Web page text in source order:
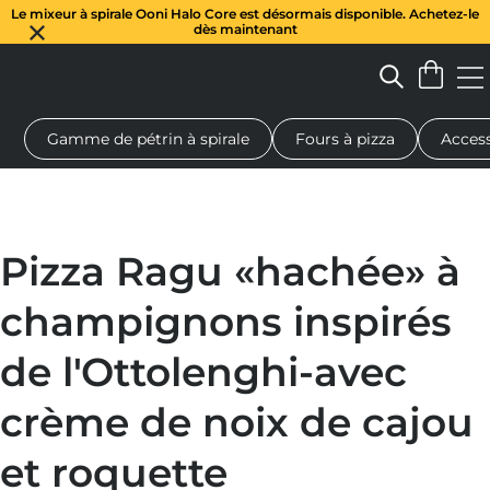
Le mixeur à spirale Ooni Halo Core est désormais disponible. Achetez-le
dès maintenant
à pizza au feu de bois Pétrin à pâte Cadeaux Planches de
Gamme de pétrin à spirale Fours à pizza
Pizza Ragu «hachée» à
champignons inspirés
de l'Ottolenghi-avec
crème de noix de cajou
et roquette